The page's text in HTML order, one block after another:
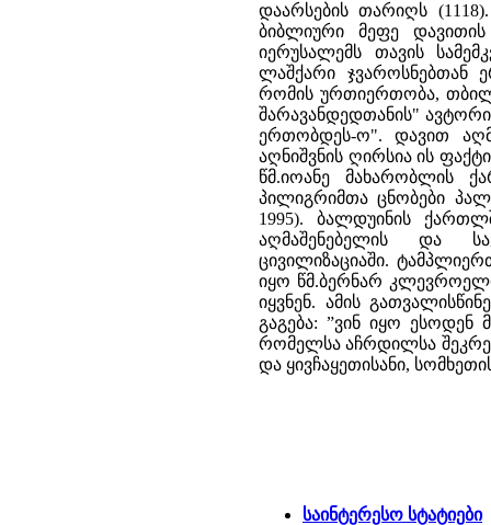
დაარსების თარიღს
ბიბლიური მეფე
იერუსალემს თავის
ლაშქარი ჯვაროსნებთან
რომის ურთიერთობა,
შარავანდედთანის"
ერთობდეს-ო". დავით
აღნიშვნის ღირსია ის
წმ.იოანე მახარობლის
პილიგრიმთა ცნობები
1995). ბალდუინის
აღმაშენებელის და
ცივილიზაციაში.
იყო წმ.ბერნარ
იყვნენ. ამის
გაგება: ”ვინ იყო
რომელსა აჩრდილსა
და ყივჩაყეთისანი,
საინტერესო სტატიები